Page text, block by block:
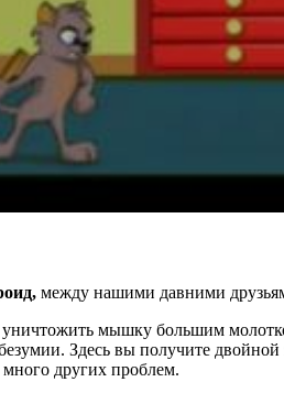
между нашими давними
уничтожить мышку большим
Здесь вы получите
других проблем.